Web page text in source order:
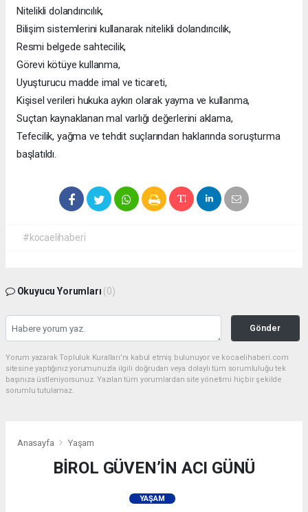
Nitelikli dolandırıcılık,
Bilişim sistemlerini kullanarak nitelikli dolandırıcılık,
Resmi belgede sahtecilik,
Görevi kötüye kullanma,
Uyuşturucu madde imal ve ticareti,
Kişisel verileri hukuka aykırı olarak yayma ve kullanma,
Suçtan kaynaklanan mal varlığı değerlerini aklama,
Tefecilik, yağma ve tehdit suçlarından haklarında soruşturma
başlatıldı.
#kocaelihaberi
Okuyucu Yorumları (0)
Gönder
Yorum yazarak Topluluk Kuralları’nı kabul etmiş bulunuyor ve kocaelihaberi.com
sitesine yaptığınız yorumunuzla ilgili doğrudan veya dolaylı tüm sorumluluğu tek
başınıza üstleniyorsunuz. Yazılan tüm yorumlardan site yönetimi hiçbir şekilde
sorumlu tutulamaz.
Anasayfa Yaşam
BİROL GÜVEN’İN ACI GÜNÜ
YAŞAM